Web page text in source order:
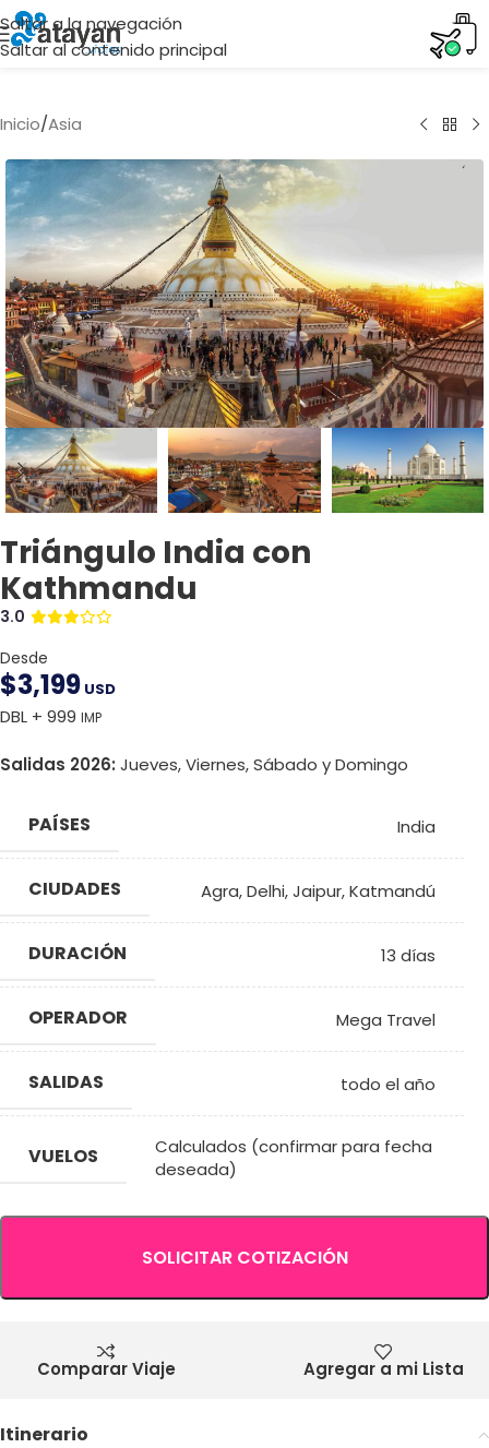
Saltar a la navegación
Saltar al contenido principal
Inicio/Asia
Triángulo India con
Kathmandu
3.0
Desde
$3,199 USD
DBL + 999 IMP
Salidas 2026: Jueves, Viernes, Sábado y Domingo
PAÍSES India
CIUDADES Agra,Delhi,Jaipur,Katmandú
DURACIÓN 13 días
OPERADOR Mega Travel
SALIDAS todo el año
VUELOS
Calculados (confirmar para fecha
deseada)
SOLICITAR COTIZACIÓN
Comparar Viaje Agregar a mi Lista
Itinerario